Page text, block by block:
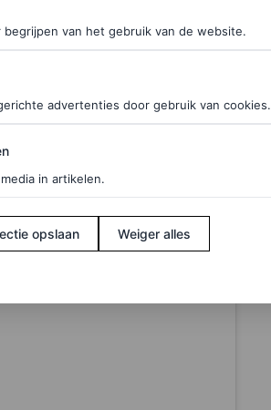
unieke ervaring mee. Niets
de honderd meter sprint bij de
het tweehonderd meter brede
van het gebruik van de website.
advertenties door gebruik van cookies.
in artikelen.
opslaan Weiger alles